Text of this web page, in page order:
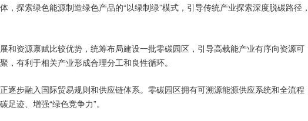
，探索绿色能源制造绿色产品的“以绿制绿”模式，引导传统产业探索深度脱碳路径
和资源禀赋比较优势，统筹布局建设一批零碳园区，引导高载能产业有序向资源可
有利于相关产业形成合理分工和良性循环。
逐步融入国际贸易规则和供应链体系。零碳园区拥有可溯源能源供应系统和全流程
迹、增强“绿色竞争力”。